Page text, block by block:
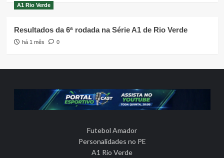
A1 Rio Verde
Resultados da 6ª rodada na Série A1 de Rio Verde
há 1 mês 0
Futebol Amador
Personalidades no PE
A1 Rio Verde